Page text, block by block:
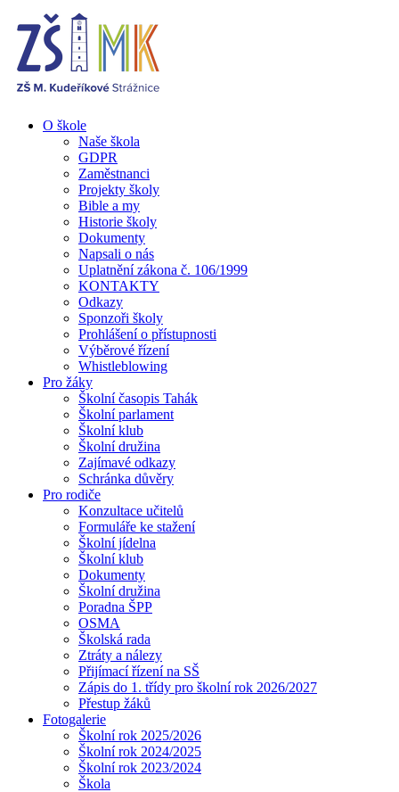
O škole
Naše škola
GDPR
Zaměstnanci
Projekty školy
Bible a my
Historie školy
Dokumenty
Napsali o nás
Uplatnění zákona č. 106/1999
KONTAKTY
Odkazy
Sponzoři školy
Prohlášení o přístupnosti
Výběrové řízení
Whistleblowing
Pro žáky
Školní časopis Tahák
Školní parlament
Školní klub
Školní družina
Zajímavé odkazy
Schránka důvěry
Pro rodiče
Konzultace učitelů
Formuláře ke stažení
Školní jídelna
Školní klub
Dokumenty
Školní družina
Poradna ŠPP
OSMA
Školská rada
Ztráty a nálezy
Přijímací řízení na SŠ
Zápis do 1. třídy pro školní rok 2026/2027
Přestup žáků
Fotogalerie
Školní rok 2025/2026
Školní rok 2024/2025
Školní rok 2023/2024
Škola